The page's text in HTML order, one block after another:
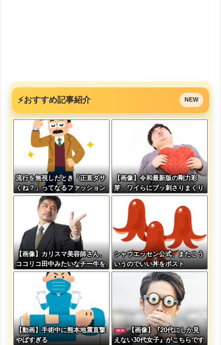
⚡おすすめ記事紹介 NEW
流行を無視したとき「正直ダサ
くね？」ってなるファッション
上げてけ
【画像】令和最新版の剛力彩
芽、ワイらにブッ刺さりまくり
と話題にw w w w w w w w w
w w w w
【画像】カリスマ美容師さん、
ココリコ田中みたいなチー牛を
大変身させた結果がこちらw w
w w w w w w w w w
シャウエッセン公式、またこう
いうのでいい丼をポスト
【動画】手術中に熊本地震直撃
やばすぎる
NEW
【画像】『20代にしか見
えない30代女子』がこちらです